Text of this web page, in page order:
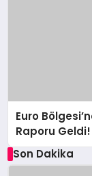
Euro
Raporu Geldi!
Son Dakika